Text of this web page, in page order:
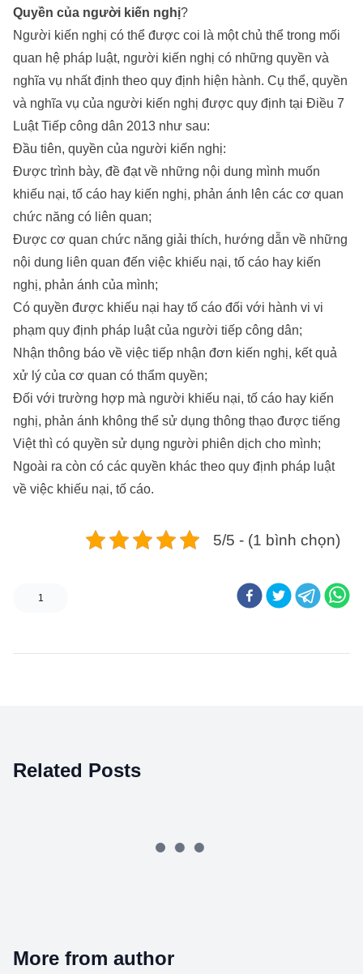
Quyền của người kiến nghị?
Người kiến nghị có thể được coi là một chủ thể trong mối
quan hệ pháp luật, người kiến nghị có những quyền và
nghĩa vụ nhất định theo quy định hiện hành. Cụ thể, quyền
và nghĩa vụ của người kiến nghị được quy định tại Điều 7
Luật Tiếp công dân 2013 như sau:
Đầu tiên, quyền của người kiến nghị:
Được trình bày, đề đạt về những nội dung mình muốn
khiếu nại, tố cáo hay kiến nghị, phản ánh lên các cơ quan
chức năng có liên quan;
Được cơ quan chức năng giải thích, hướng dẫn về những
nội dung liên quan đến việc khiếu nại, tố cáo hay kiến
nghị, phản ánh của mình;
Có quyền được khiếu nại hay tố cáo đối với hành vi vi
phạm quy định pháp luật của người tiếp công dân;
Nhận thông báo về việc tiếp nhận đơn kiến nghị, kết quả
xử lý của cơ quan có thẩm quyền;
Đối với trường hợp mà người khiếu nại, tố cáo hay kiến
nghị, phản ánh không thể sử dụng thông thạo được tiếng
Việt thì có quyền sử dụng người phiên dịch cho mình;
Ngoài ra còn có các quyền khác theo quy định pháp luật
về việc khiếu nại, tố cáo.
5/5 - (1 bình chọn)
1
Related Posts
More from author